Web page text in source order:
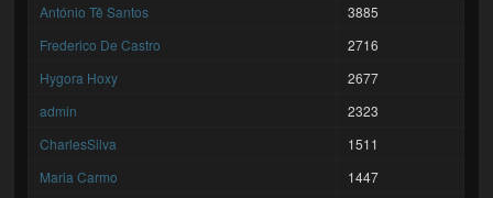
António Tê Santos
3885
Frederico De Castro
2716
Hygora Hoxy
2677
admin
2323
CharlesSilva
1511
Maria Carmo
1447